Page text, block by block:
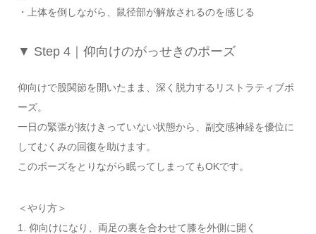
・上体を倒しながら、鼠径部が解放されるのを感じる
▼ Step 4｜仰向けのがっせきのポーズ
仰向けで股関節を開いたまま、深く脱力するリストラティブポ
ーズ。
一日の緊張が抜けきっていない状態から、副交感神経を優位に
してむくみの回復を助けます。
このポーズをとりながら眠ってしまってもOKです。
＜やり方＞
1. 仰向けになり、両足の裏を合わせて膝を外側に開く